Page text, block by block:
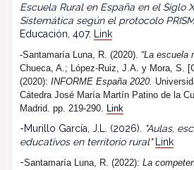
Escuela Rural en España en el Siglo
Sistemática según el protocolo
Educación, 407.
Link
-Santamaría Luna, R. (2020). “La escuela
Chueca, A.; López-Ruiz, J.A. y Mora, S.
(2020): INFORME España 2020.
Cátedra José María Martín Patino de la
Madrid. pp. 219-290. Link
-Murillo García, J.L. (2026).
"Aulas,
educativos en territorio rural"
Link
-Santamaría Luna, R. (2022): La